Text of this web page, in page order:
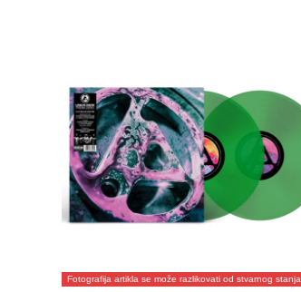
Fotografija artikla se može razlikovati od stvarnog stanja